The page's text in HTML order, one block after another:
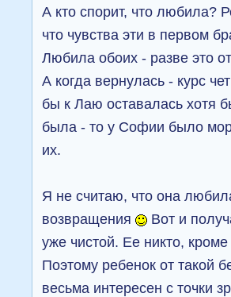
А кто спорит, что любила?
что чувства эти в первом
Любила обоих - разве это
А когда вернулась - курс
бы к Лаю оставалась хотя
была - то у Софии было
их.
Я не считаю, что она
возвращения
Вот и
уже чистой. Ее никто,
Поэтому ребенок от такой
весьма интересен с точки